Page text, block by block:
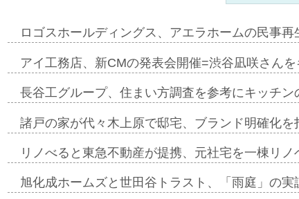
ロゴスホールディングス、アエラホームの民事
アイ工務店、新CMの発表会開催=渋谷凪咲さん
長谷工グループ、住まい方調査を参考にキッチ
諸戸の家が代々木上原で邸宅、ブランド明確化
リノべると東急不動産が提携、元社宅を一棟リ
旭化成ホームズと世田谷トラスト、「雨庭」の